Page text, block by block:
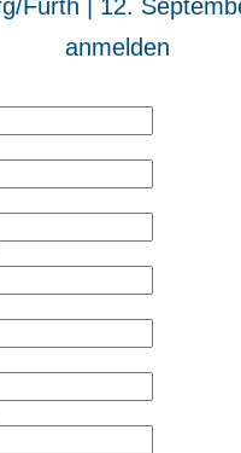
Fürth | 12.
anmelden